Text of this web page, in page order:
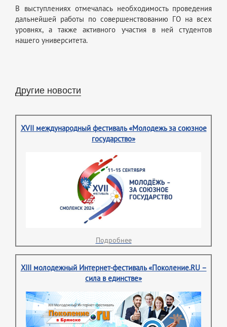
В выступлениях отмечалась необходимость проведения
дальнейшей работы по совершенствованию ГО на всех
уровнях, а также активного участия в ней студентов
нашего университета.
Другие новости
XVII международный фестиваль «Молодежь за союзное
государство»
Подробнее
XIII молодежный Интернет-фестиваль «Поколение.RU –
сила в единстве»